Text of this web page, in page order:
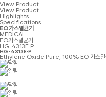
View Product
View Product
Highlights
Specifications
EO가스멸균기
MEDICAL
EO가스멸균기
HG-4313E·P
HG-4313E·P
Ethylene Oxide·Pure, 100% EO 가스멸